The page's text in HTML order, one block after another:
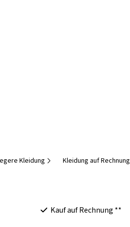
Kleidung Kleidung auf Rechnung
Kauf auf Rechnung **